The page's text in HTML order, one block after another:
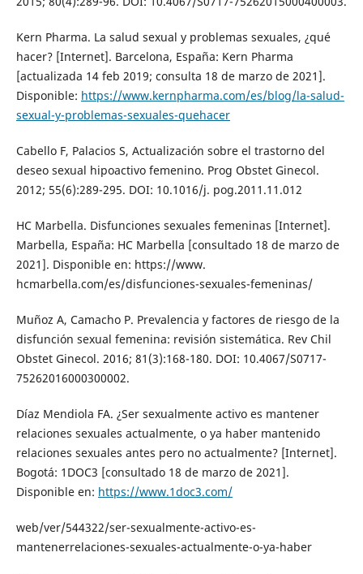
Kern Pharma. La salud sexual y problemas sexuales, ¿qué
hacer? [Internet]. Barcelona, España: Kern Pharma
[actualizada 14 feb 2019; consulta 18 de marzo de 2021].
Disponible: https://www.kernpharma.com/es/blog/la-salud-
sexual-y-problemas-sexuales-quehacer
Cabello F, Palacios S, Actualización sobre el trastorno del
deseo sexual hipoactivo femenino. Prog Obstet Ginecol.
2012; 55(6):289-295. DOI: 10.1016/j. pog.2011.11.012
HC Marbella. Disfunciones sexuales femeninas [Internet].
Marbella, España: HC Marbella [consultado 18 de marzo de
2021]. Disponible en: https://www.
hcmarbella.com/es/disfunciones-sexuales-femeninas/
Muñoz A, Camacho P. Prevalencia y factores de riesgo de la
disfunción sexual femenina: revisión sistemática. Rev Chil
Obstet Ginecol. 2016; 81(3):168-180. DOI: 10.4067/S0717-
75262016000300002.
Díaz Mendiola FA. ¿Ser sexualmente activo es mantener
relaciones sexuales actualmente, o ya haber mantenido
relaciones sexuales antes pero no actualmente? [Internet].
Bogotá: 1DOC3 [consultado 18 de marzo de 2021].
Disponible en: https://www.1doc3.com/
web/ver/544322/ser-sexualmente-activo-es-
mantenerrelaciones-sexuales-actualmente-o-ya-haber